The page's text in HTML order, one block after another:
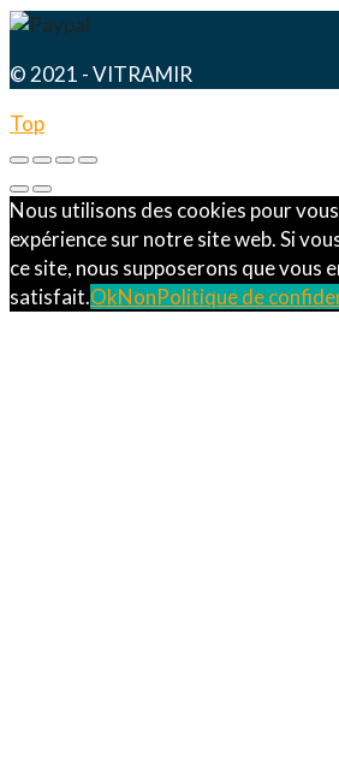
© 2021 - VITRAMIR
Top
Nous utilisons des cookies pour
expérience sur notre site web. Si
ce site, nous supposerons que vous
satisfait.OkNonPolitique de